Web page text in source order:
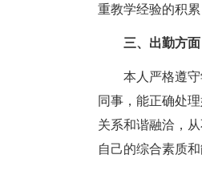
重教学经验的积
三、出勤方面
本人严格遵守学
同事，能正确处
关系和谐融洽，
自己的综合素质和